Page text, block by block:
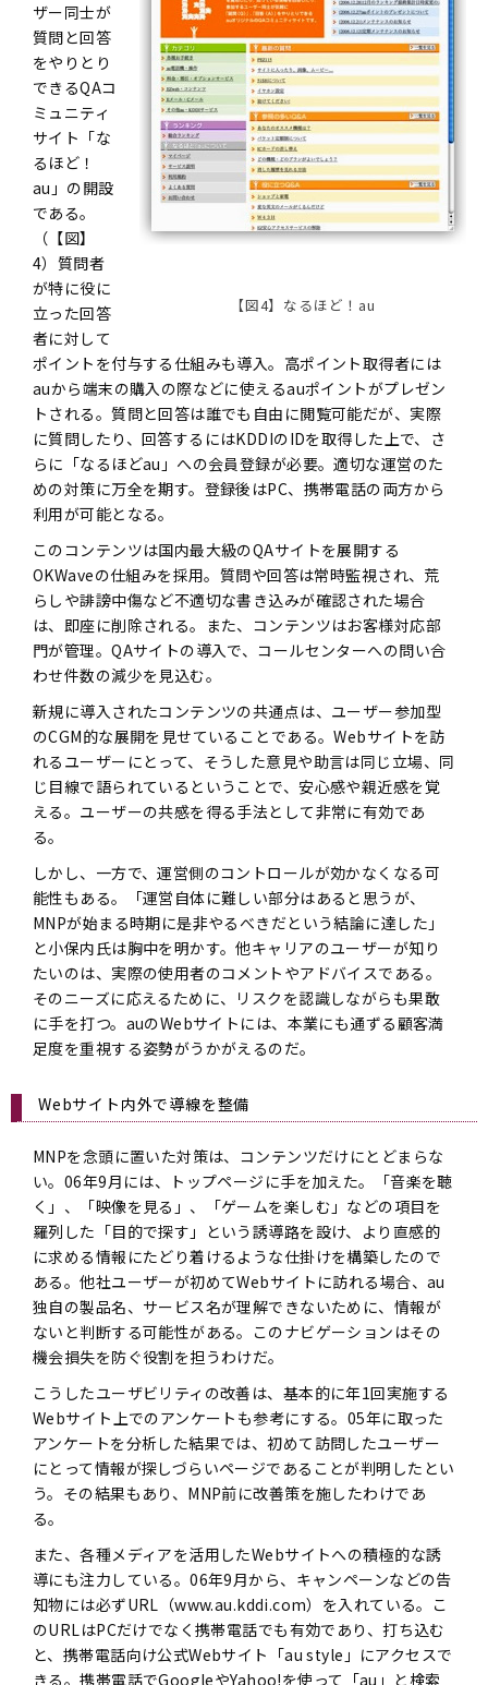
【図4】なるほど！au
ザー同士が
質問と回答
をやりとり
できるQAコ
ミュニティ
サイト「な
るほど！
au」の開設
である。
（【図】
4）質問者
が特に役に
立った回答
者に対して
ポイントを付与する仕組みも導入。高ポイント取得者には
auから端末の購入の際などに使えるauポイントがプレゼン
トされる。質問と回答は誰でも自由に閲覧可能だが、実際
に質問したり、回答するにはKDDIのIDを取得した上で、さ
らに「なるほどau」への会員登録が必要。適切な運営のた
めの対策に万全を期す。登録後はPC、携帯電話の両方から
利用が可能となる。
このコンテンツは国内最大級のQAサイトを展開する
OKWaveの仕組みを採用。質問や回答は常時監視され、荒
らしや誹謗中傷など不適切な書き込みが確認された場合
は、即座に削除される。また、コンテンツはお客様対応部
門が管理。QAサイトの導入で、コールセンターへの問い合
わせ件数の減少を見込む。
新規に導入されたコンテンツの共通点は、ユーザー参加型
のCGM的な展開を見せていることである。Webサイトを訪
れるユーザーにとって、そうした意見や助言は同じ立場、同
じ目線で語られているということで、安心感や親近感を覚
える。ユーザーの共感を得る手法として非常に有効であ
る。
しかし、一方で、運営側のコントロールが効かなくなる可
能性もある。「運営自体に難しい部分はあると思うが、
MNPが始まる時期に是非やるべきだという結論に達した」
と小保内氏は胸中を明かす。他キャリアのユーザーが知り
たいのは、実際の使用者のコメントやアドバイスである。
そのニーズに応えるために、リスクを認識しながらも果敢
に手を打つ。auのWebサイトには、本業にも通ずる顧客満
足度を重視する姿勢がうかがえるのだ。
Webサイト内外で導線を整備
MNPを念頭に置いた対策は、コンテンツだけにとどまらな
い。06年9月には、トップページに手を加えた。「音楽を聴
く」、「映像を見る」、「ゲームを楽しむ」などの項目を
羅列した「目的で探す」という誘導路を設け、より直感的
に求める情報にたどり着けるような仕掛けを構築したので
ある。他社ユーザーが初めてWebサイトに訪れる場合、au
独自の製品名、サービス名が理解できないために、情報が
ないと判断する可能性がある。このナビゲーションはその
機会損失を防ぐ役割を担うわけだ。
こうしたユーザビリティの改善は、基本的に年1回実施する
Webサイト上でのアンケートも参考にする。05年に取った
アンケートを分析した結果では、初めて訪問したユーザー
にとって情報が探しづらいページであることが判明したとい
う。その結果もあり、MNP前に改善策を施したわけであ
る。
また、各種メディアを活用したWebサイトへの積極的な誘
導にも注力している。06年9月から、キャンペーンなどの告
知物には必ずURL（www.au.kddi.com）を入れている。こ
のURLはPCだけでなく携帯電話でも有効であり、打ち込む
と、携帯電話向け公式Webサイト「au style」にアクセスで
きる。携帯電話でGoogleやYahoo!を使って「au」と検索